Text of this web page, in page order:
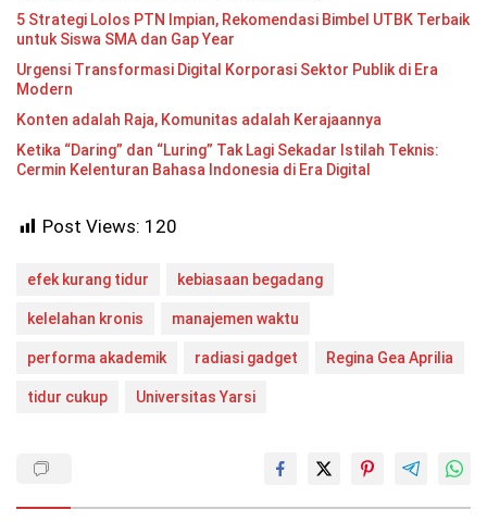
5 Strategi Lolos PTN Impian, Rekomendasi Bimbel UTBK Terbaik
untuk Siswa SMA dan Gap Year
Urgensi Transformasi Digital Korporasi Sektor Publik di Era
Modern
Konten adalah Raja, Komunitas adalah Kerajaannya
Ketika “Daring” dan “Luring” Tak Lagi Sekadar Istilah Teknis:
Cermin Kelenturan Bahasa Indonesia di Era Digital
Post Views: 120
efek kurang tidur kebiasaan begadang
kelelahan kronis manajemen waktu
performa akademik radiasi gadget Regina Gea Aprilia
tidur cukup Universitas Yarsi